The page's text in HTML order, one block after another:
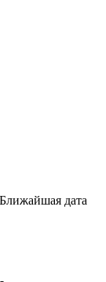
Ближайшая дата